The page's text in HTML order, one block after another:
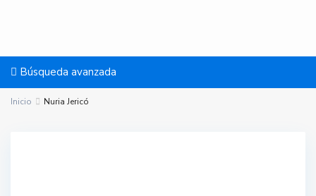
Búsqueda avanzada
Inicio Nuria Jericó